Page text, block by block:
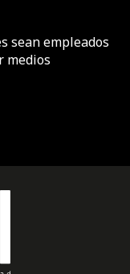
sean empleados
medios